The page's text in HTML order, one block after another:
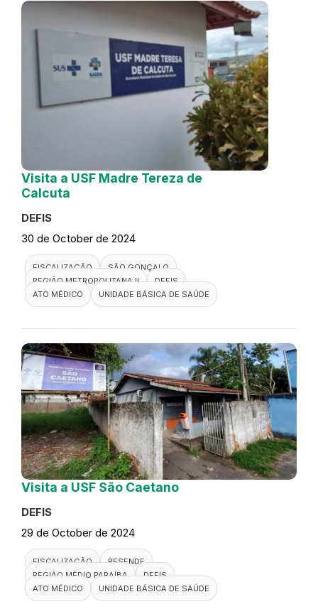
Visita a USF Madre Tereza de
Calcuta
DEFIS
30 de October de 2024
FISCALIZAÇÃO
SÃO GONÇALO
REGIÃO METROPOLITANA II
DEFIS
ATO MÉDICO
UNIDADE BÁSICA DE SAÚDE
Visita a USF São Caetano
DEFIS
29 de October de 2024
FISCALIZAÇÃO
RESENDE
REGIÃO MÉDIO PARAÍBA
DEFIS
ATO MÉDICO
UNIDADE BÁSICA DE SAÚDE